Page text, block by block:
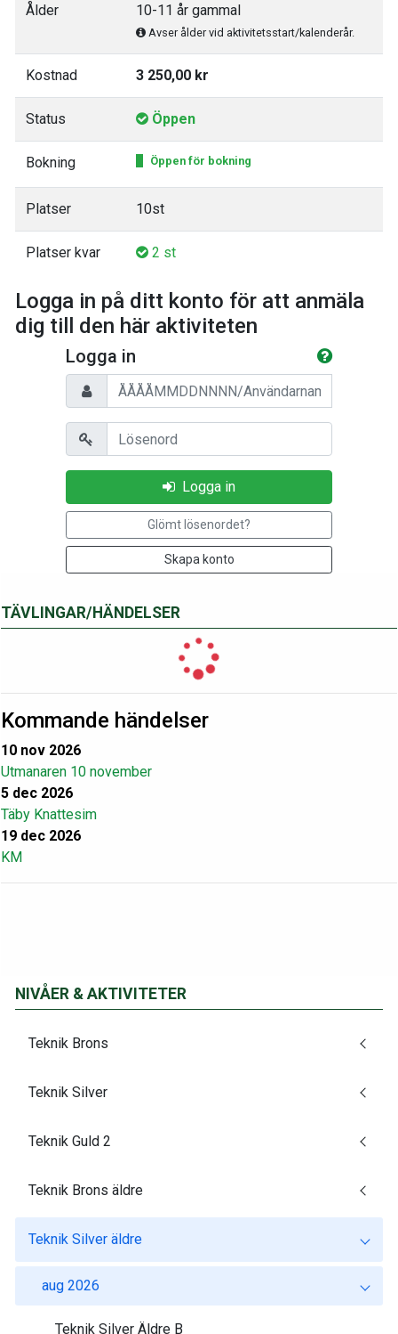
TÄVLINGAR/HÄNDELSER
Kommande händelser
10 nov 2026
Utmanaren 10 november
5 dec 2026
Täby Knattesim
19 dec 2026
KM
Ålder 10-11 år gammal
Avser ålder vid aktivitetsstart/kalenderår.
Kostnad 3 250,00 kr
Status Öppen
Bokning Öppen för bokning
Platser 10st
Platser kvar 2 st
Logga in på ditt konto för att anmäla
dig till den här aktiviteten
Logga in
Personnummer/Användarnamn
Lösenord
Logga in
Glömt lösenordet?
Skapa konto
NIVÅER & AKTIVITETER
Teknik Brons
Teknik Silver
Teknik Guld 2
Teknik Brons äldre
Teknik Silver äldre
aug 2026
Teknik Silver Äldre B